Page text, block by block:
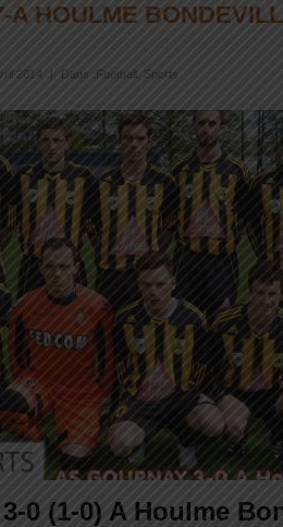
A HOULME
2014 Dans : Football Sports
0 (1-0) A Houlme